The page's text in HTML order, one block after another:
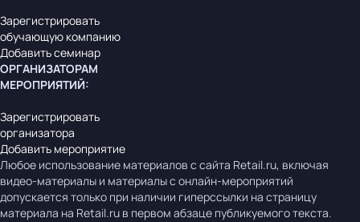
Зарегистрировать
обучающую компанию
Добавить семинар
ОРГАНИЗАТОРАМ
МЕРОПРИЯТИЙ:
Зарегистрировать
организатора
Добавить мероприятие
Любое использование материалов с сайта Retail.ru, включая
видео-материалы и материалы с онлайн-мероприятий
допускается только при наличии гиперссылки на страницу
материала на Retail.ru в первом абзаце публикуемого текста.